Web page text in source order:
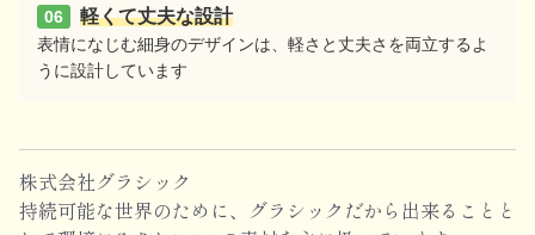
06 軽くて丈夫な設計
表情になじむ細身のデザインは、軽さと丈夫さを両立するよ
うに設計しています
株式会社グラシック
持続可能な世界のために、グラシックだから出来ることと